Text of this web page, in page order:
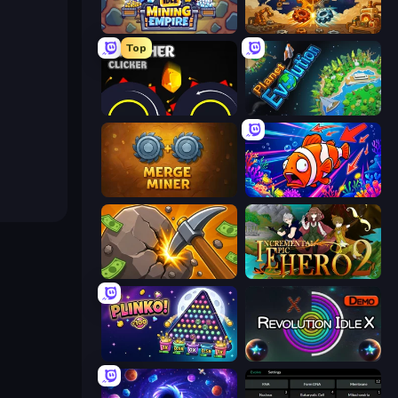
Idle Mining Empire Gear Factory
Top
Crusher Clicker Planet Evolution: Idle Clicker
Merge Miner Fish Catch Idle
Mine Clicker Incremental Epic Hero 2
PLINKO! Revolution Idle X